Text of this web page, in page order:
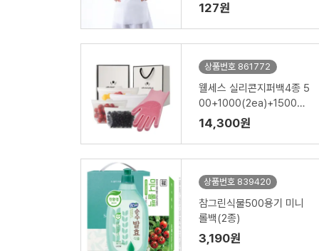
127원
상품번호 861772
웰세스 실리콘지퍼백4종 5
00+1000(2ea)+1500ml
+실리콘 브러시 설거지 수
세미 일체형 고무장갑 1P
세트
14,300원
상품번호 839420
참그린식물500용기 미니
롤백(2종)
3,190원